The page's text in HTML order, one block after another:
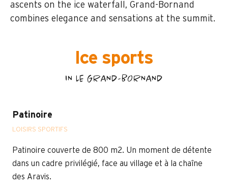
ascents on the ice waterfall, Grand-Bornand
combines elegance and sensations at the summit.
Ice sports
IN LE GRAND-BORNAND
Patinoire
LOISIRS SPORTIFS
Patinoire couverte de 800 m2. Un moment de détente
dans un cadre privilégié, face au village et à la chaîne
des Aravis.